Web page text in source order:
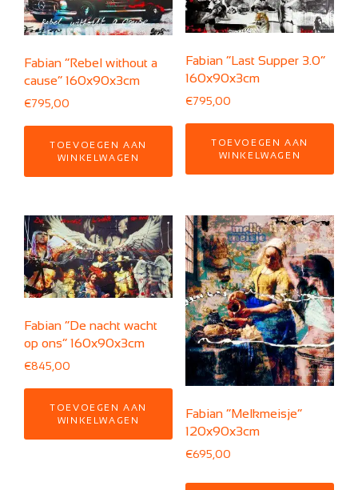
Fabian “Rebel without a
cause” 160x90x3cm
€795,00
TOEVOEGEN AAN
WINKELWAGEN
Fabian “Last Supper 3.0”
160x90x3cm
€795,00
TOEVOEGEN AAN
WINKELWAGEN
Fabian “De nacht wacht
op ons” 160x90x3cm
€845,00
TOEVOEGEN AAN
WINKELWAGEN
Fabian “Melkmeisje”
120x90x3cm
€695,00